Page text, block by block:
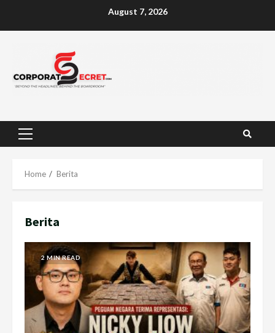
August 7, 2026
Primary
Home Berita
Berita
2 MIN READ